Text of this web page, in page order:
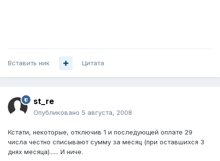
Вставить ник Цитата
st_re
Опубликовано 5 августа, 2008
Кстати, некоторые, отключив 1 и последующей оплате 29
числа честно списывают сумму за месяц (при оставшихся 3
днях месяца)...... И ниче.